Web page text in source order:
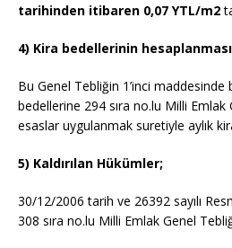
tarihinden itibaren 0,07 YTL/m2
4) Kira bedellerinin
Bu Genel Tebliğin 1’inci
bedellerine 294 sıra no.lu Milli
esaslar uygulanmak suretiyle aylık
5) Kaldırılan Hükümler;
30/12/2006 tarih ve 26392 sayılı
308 sıra no.lu Milli Emlak Genel